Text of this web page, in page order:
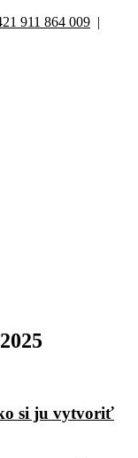
911 864 009 |
si ju vytvoriť